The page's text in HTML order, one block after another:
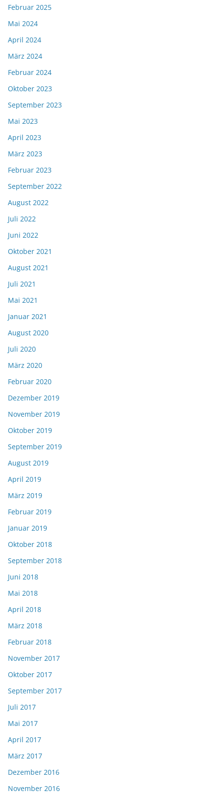
Februar 2025
Mai 2024
April 2024
März 2024
Februar 2024
Oktober 2023
September 2023
Mai 2023
April 2023
März 2023
Februar 2023
September 2022
August 2022
Juli 2022
Juni 2022
Oktober 2021
August 2021
Juli 2021
Mai 2021
Januar 2021
August 2020
Juli 2020
März 2020
Februar 2020
Dezember 2019
November 2019
Oktober 2019
September 2019
August 2019
April 2019
März 2019
Februar 2019
Januar 2019
Oktober 2018
September 2018
Juni 2018
Mai 2018
April 2018
März 2018
Februar 2018
November 2017
Oktober 2017
September 2017
Juli 2017
Mai 2017
April 2017
März 2017
Dezember 2016
November 2016